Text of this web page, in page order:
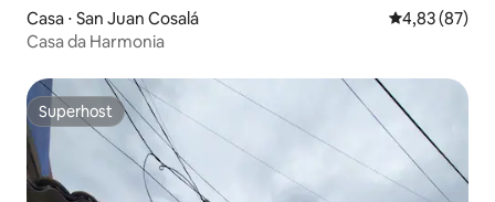
Casa ⋅ San Juan Cosalá 4,83 de uma
4,83 (87)
Casa da Harmonia
Superhost
Superhost